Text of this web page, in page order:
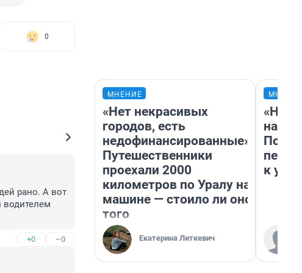
0
рано. А вот
водителем
+0 –0
МНЕНИЕ
«Нет некрасивых
городов, есть
недофинансированные».
Путешественники
проехали 2000
километров по Уралу на
машине — стоило ли оно
того
Екатерина Литкевич
надо
к